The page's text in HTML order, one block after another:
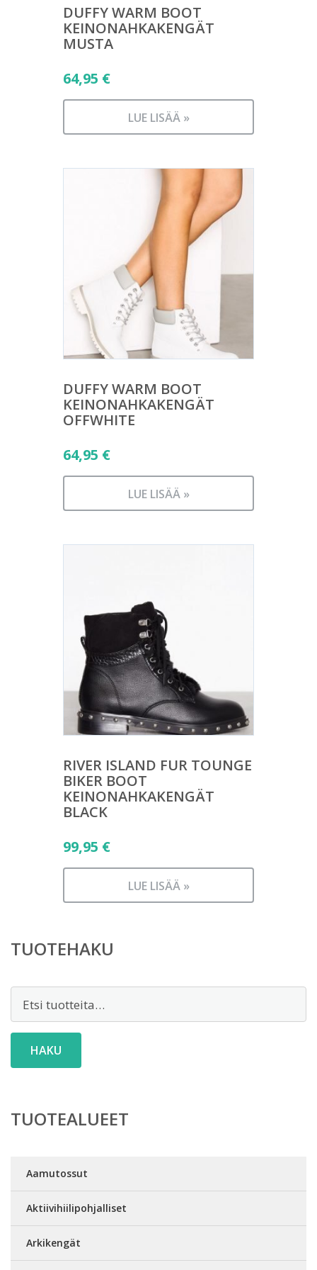
DUFFY WARM BOOT
KEINONAHKAKENGÄT
MUSTA
64,95 €
LUE LISÄÄ »
DUFFY WARM BOOT
KEINONAHKAKENGÄT
OFFWHITE
64,95 €
LUE LISÄÄ »
RIVER ISLAND FUR TOUNGE
BIKER BOOT
KEINONAHKAKENGÄT
BLACK
99,95 €
LUE LISÄÄ »
TUOTEHAKU
HAKU
TUOTEALUEET
Aamutossut
Aktiivihiilipohjalliset
Arkikengät